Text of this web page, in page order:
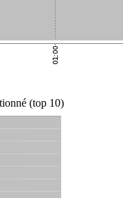
(top 10)